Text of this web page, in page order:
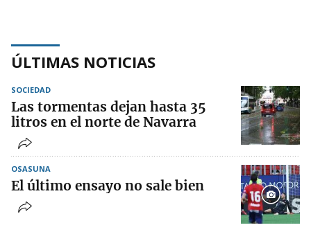
ÚLTIMAS NOTICIAS
SOCIEDAD
Las tormentas dejan hasta 35
litros en el norte de Navarra
OSASUNA
El último ensayo no sale bien